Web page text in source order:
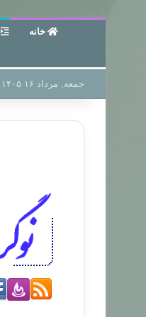
خانه
جمعه, مرداد ۱۶ ۱۴۰۵